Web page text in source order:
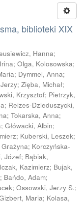
biblioteki XIX
Hanna;
; Olga, Kolosowska;
; Dymmel, Anna;
; Zięba, Michał;
Krzysztof; Pietrzyk,
; Reizes-Dzieduszycki,
; Tokarska, Anna;
; Główacki, Albin;
; Kuberski, Leszek;
; Korczyńska-
Józef; Bąbiak,
Kazimierz; Bujak,
; Bańdo, Adam;
; Ossowski, Jerzy S.;
Maria; Kolasa,